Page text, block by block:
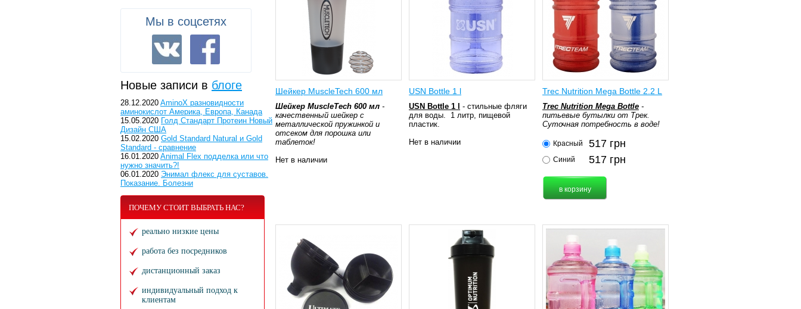
Шейкер MuscleTech 600 мл
Шейкер MuscleTech 600 мл -
качественный шейкер с
металлической пружинкой и
отсеком для порошка или
таблеток!
Нет в наличии
USN Bottle 1 l
USN Bottle 1 l
- стильные фляги
для воды. 1 литр, пищевой
пластик.
Нет в наличии
Trec Nutrition Mega Bottle 2.2 L
Trec Nutrition Mega Bottle -
питьевые бутылки от Трек.
Суточная потребность в воде!
Красный 517 грн
Синий 517 грн
Мы в соцсетях
Новые записи в блоге
28.12.2020 AminoX разновидности
аминокислот Америка, Европа, Канада
15.05.2020 Голд Стандарт Протеин Новый
Дизайн США
15.02.2020 Gold Standard Natural и Gold
Standard - сравнение
16.01.2020 Animal Flex подделка или что
нужно значить?!
06.01.2020 Энимал флекс для суставов.
Показание. Болезни
ПОЧЕМУ СТОИТ ВЫБРАТЬ НАС?
реально низкие цены
работа без посредников
дистанционный заказ
индивидуальный подход к
клиентам